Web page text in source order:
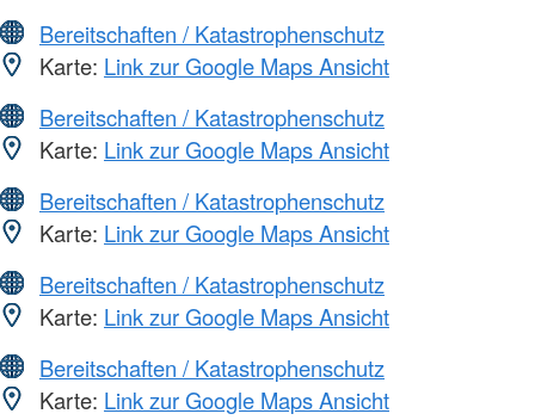
Bereitschaften / Katastrophenschutz
Karte: Link zur Google Maps Ansicht
Bereitschaften / Katastrophenschutz
Karte: Link zur Google Maps Ansicht
Bereitschaften / Katastrophenschutz
Karte: Link zur Google Maps Ansicht
Bereitschaften / Katastrophenschutz
Karte: Link zur Google Maps Ansicht
Bereitschaften / Katastrophenschutz
Karte: Link zur Google Maps Ansicht